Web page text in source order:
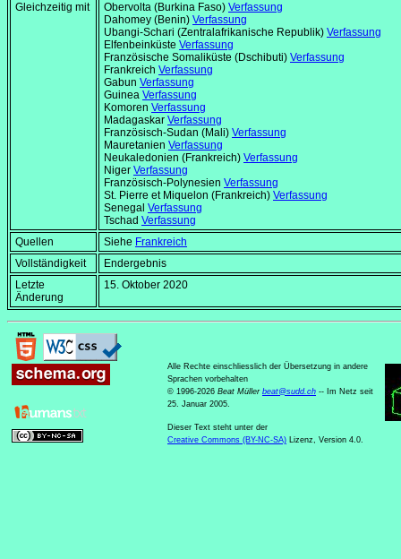
Gleichzeitig mit Obervolta (Burkina Faso) Verfassung
Dahomey (Benin) Verfassung
Ubangi-Schari (Zentralafrikanische Republik) Verfassung
Elfenbeinküste Verfassung
Französische Somaliküste (Dschibuti) Verfassung
Frankreich Verfassung
Gabun Verfassung
Guinea Verfassung
Komoren Verfassung
Madagaskar Verfassung
Französisch-Sudan (Mali) Verfassung
Mauretanien Verfassung
Neukaledonien (Frankreich) Verfassung
Niger Verfassung
Französisch-Polynesien Verfassung
St. Pierre et Miquelon (Frankreich) Verfassung
Senegal Verfassung
Tschad Verfassung
Quellen
Siehe Frankreich
Vollständigkeit
Endergebnis
Letzte
Änderung
15. Oktober 2020
Alle Rechte einschliesslich der Übersetzung in andere
Sprachen vorbehalten
© 1996-2026 Beat Müller beat@sudd.ch -- Im Netz seit
25. Januar 2005.
Dieser Text steht unter der
Creative Commons (BY-NC-SA) Lizenz, Version 4.0.